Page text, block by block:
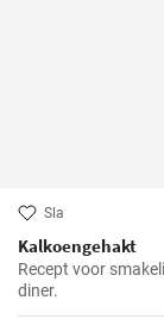
Sla
Kalkoengehakt
Recept voor
diner.